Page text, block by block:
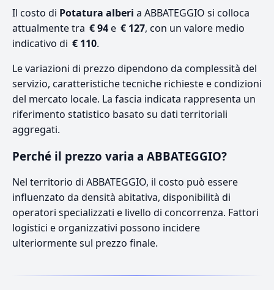
Il costo di Potatura alberi a ABBATEGGIO si colloca
attualmente tra € 94e € 127, con un valore medio
indicativo di € 110.
Le variazioni di prezzo dipendono da complessità del
servizio, caratteristiche tecniche richieste e condizioni
del mercato locale. La fascia indicata rappresenta un
riferimento statistico basato su dati territoriali
aggregati.
Perché il prezzo varia a ABBATEGGIO?
Nel territorio di ABBATEGGIO, il costo può essere
influenzato da densità abitativa, disponibilità di
operatori specializzati e livello di concorrenza. Fattori
logistici e organizzativi possono incidere
ulteriormente sul prezzo finale.